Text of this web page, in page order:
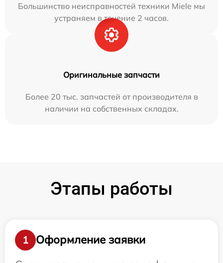
Большинство неисправностей техники Miele мы
устраняем в течение 2 часов.
Оригинальные запчасти
Более 20 тыс. запчастей от производителя в
наличии на собственных складах.
Этапы работы
1
Оформление заявки